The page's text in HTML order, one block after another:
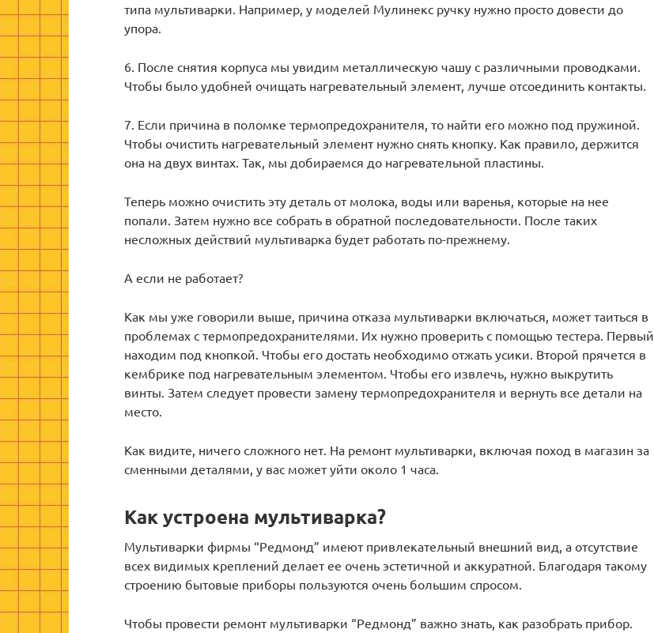
типа мультиварки. Например, у моделей Мулинекс ручку нужно просто довести до
упора.
6. После снятия корпуса мы увидим металлическую чашу с различными проводками.
Чтобы было удобней очищать нагревательный элемент, лучше отсоединить контакты.
7. Если причина в поломке термопредохранителя, то найти его можно под пружиной.
Чтобы очистить нагревательный элемент нужно снять кнопку. Как правило, держится
она на двух винтах. Так, мы добираемся до нагревательной пластины.
Теперь можно очистить эту деталь от молока, воды или варенья, которые на нее
попали. Затем нужно все собрать в обратной последовательности. После таких
несложных действий мультиварка будет работать по-прежнему.
А если не работает?
Как мы уже говорили выше, причина отказа мультиварки включаться, может таиться в
проблемах с термопредохранителями. Их нужно проверить с помощью тестера. Первый
находим под кнопкой. Чтобы его достать необходимо отжать усики. Второй прячется в
кембрике под нагревательным элементом. Чтобы его извлечь, нужно выкрутить
винты. Затем следует провести замену термопредохранителя и вернуть все детали на
место.
Как видите, ничего сложного нет. На ремонт мультиварки, включая поход в магазин за
сменными деталями, у вас может уйти около 1 часа.
Как устроена мультиварка?
Мультиварки фирмы “Редмонд” имеют привлекательный внешний вид, а отсутствие
всех видимых креплений делает ее очень эстетичной и аккуратной. Благодаря такому
строению бытовые приборы пользуются очень большим спросом.
Чтобы провести ремонт мультиварки “Редмонд” важно знать, как разобрать прибор.